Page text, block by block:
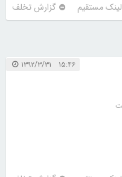
لینک مستقیم گزارش تخلف
۱۵:۴۶ ۱۳۹۲/۳/۳۱